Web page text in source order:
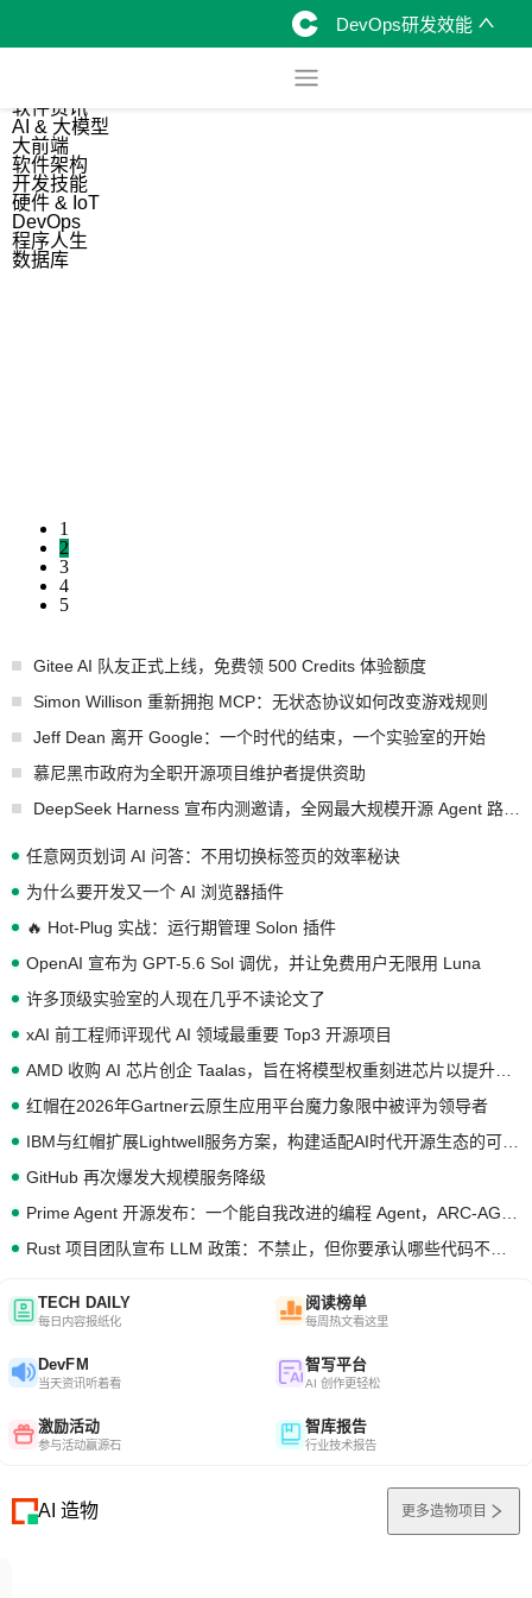
DevOps研发效能
软件资讯
AI & 大模型
大前端
软件架构
开发技能
硬件 & IoT
DevOps
程序人生
数据库
1
2
3
4
5
Gitee AI 队友正式上线，免费领 500 Credits 体验额度
Simon Willison 重新拥抱 MCP：无状态协议如何改变游戏规则
Jeff Dean 离开 Google：一个时代的结束，一个实验室的开始
慕尼黑市政府为全职开源项目维护者提供资助
任意网页划词 AI 问答：不用切换标签页的效率秘诀
为什么要开发又一个 AI 浏览器插件
🔥 Hot-Plug 实战：运行期管理 Solon 插件
OpenAI 宣布为 GPT-5.6 Sol 调优，并让免费用户无限用 Luna
许多顶级实验室的人现在几乎不读论文了
xAI 前工程师评现代 AI 领域最重要 Top3 开源项目
红帽在2026年Gartner云原生应用平台魔力象限中被评为领导者
GitHub 再次爆发大规模服务降级
TECH DAILY
每日内容报纸化
阅读榜单
每周热文看这里
DevFM
当天资讯听着看
智写平台
AI 创作更轻松
激励活动
参与活动赢源石
智库报告
行业技术报告
AI 造物 更多造物项目